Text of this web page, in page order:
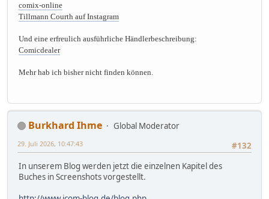
comix-online
Tillmann Courth auf Instagram
Und eine erfreulich ausführliche Händlerbeschreibung:
Comicdealer
Mehr hab ich bisher nicht finden können.
Burkhard Ihme
Global Moderator
#132
29. Juli 2026, 10:47:43
In unserem Blog werden jetzt die einzelnen Kapitel des
Buches in Screenshots vorgestellt.